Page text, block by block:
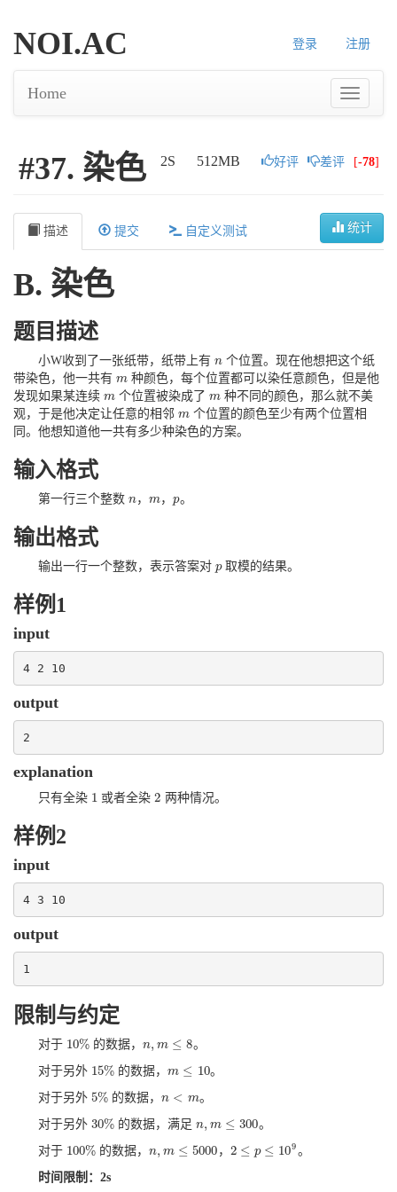
登录 注册
NOI.AC
Home
2S 512MB 好评 差评 [-78]
#37. 染色
统计
描述 提交 自定义测试
B. 染色
题目描述
小W收到了一张纸带，纸带上有 n
n 个位置。现在他想把这个纸
带染色，他一共有 m
m 种颜色，每个位置都可以染任意颜色，但是他
发现如果某连续 m
m 个位置被染成了m
m 种不同的颜色，那么就不美
观，于是他决定让任意的相邻 m
m 个位置的颜色至少有两个位置相
同。他想知道他一共有多少种染色的方案。
输入格式
第一行三个整数 n
n ，m
m ，p
p。
输出格式
输出一行一个整数，表示答案对 p
p取模的结果。
样例1
input
4 2 10
output
2
explanation
只有全染 1
1 或者全染2
2 两种情况。
样例2
input
4 3 10
output
1
限制与约定
对于 10%
10% 的数据，n, m ≤ 8
n,m≤ 8
。
对于另外 15%
15% 的数据，m ≤ 10
m≤10
。
对于另外 5%
5% 的数据，n < m
n<m
。
对于另外 30%
30% 的数据，满足n, m ≤ 300
n,m≤ 300
。
对于 100%
100% 的数据，n, m ≤ 5000
n,m≤ 5000 ， 2 ≤ p ≤ 109
2≤p ≤109
。
时间限制：2s